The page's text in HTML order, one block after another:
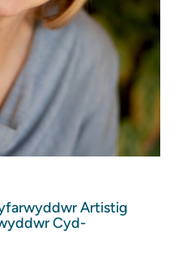
Artistig
Cyd-